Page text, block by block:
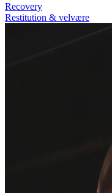
Recovery
Restitution & velvære